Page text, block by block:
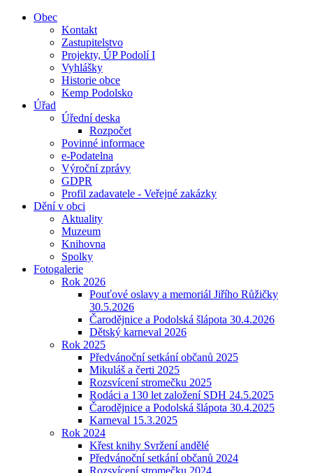
Obec
Kontakt
Zastupitelstvo
Projekty, ÚP Podolí I
Vyhlášky
Historie obce
Kemp Podolsko
Úřad
Úřední deska
Rozpočet
Povinné informace
e-Podatelna
Výroční zprávy
GDPR
Profil zadavatele - Veřejné zakázky
Dění v obci
Aktuality
Muzeum
Knihovna
Spolky
Fotogalerie
Rok 2026
Pouťové oslavy a memoriál Jiřího Růžičky
30.5.2026
Čarodějnice a Podolská šlápota 30.4.2026
Dětský karneval 2026
Rok 2025
Předvánoční setkání občanů 2025
Mikuláš a čerti 2025
Rozsvícení stromečku 2025
Rodáci a 130 let založení SDH 24.5.2025
Čarodějnice a Podolská šlápota 30.4.2025
Karneval 15.3.2025
Rok 2024
Křest knihy Svržení andělé
Předvánoční setkání občanů 2024
Rozsvícení stromečku 2024